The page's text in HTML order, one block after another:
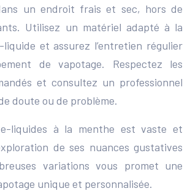
un endroit frais et sec, hors de
Utilisez un matériel adapté à la
liquide et assurez l’entretien régulier
de vapotage. Respectez les
et consultez un professionnel
doute ou de problème.
liquides à la menthe est vaste et
de ses nuances gustatives
variations vous promet une
unique et personnalisée.